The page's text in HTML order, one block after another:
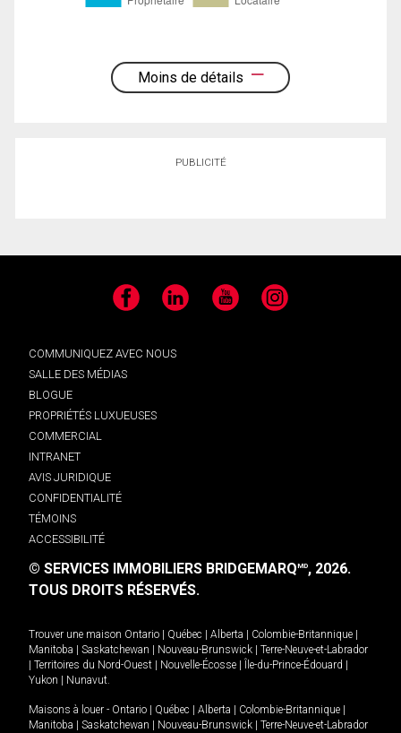
Moins de détails
PUBLICITÉ
Facebook LinkedIn YouTube Instagram
COMMUNIQUEZ AVEC NOUS
SALLE DES MÉDIAS
BLOGUE
PROPRIÉTÉS LUXUEUSES
COMMERCIAL
INTRANET
AVIS JURIDIQUE
CONFIDENTIALITÉ
TÉMOINS
ACCESSIBILITÉ
© SERVICES IMMOBILIERS BRIDGEMARQMD, 2026.
TOUS DROITS RÉSERVÉS.
Trouver une maison Ontario Québec Alberta Colombie-Britannique
Manitoba
Saskatchewan Nouveau-Brunswick
Terre-Neuve-et-Labrador
Territoires du Nord-Ouest Nouvelle-Écosse Île-du-Prince-Édouard
Yukon
Nunavut.
Maisons à louer - Ontario Québec Alberta Colombie-Britannique
Manitoba
Saskatchewan Nouveau-Brunswick
Terre-Neuve-et-Labrador